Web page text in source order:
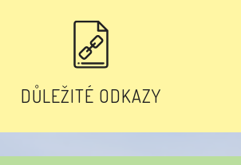
DŮLEŽITÉ ODKAZY